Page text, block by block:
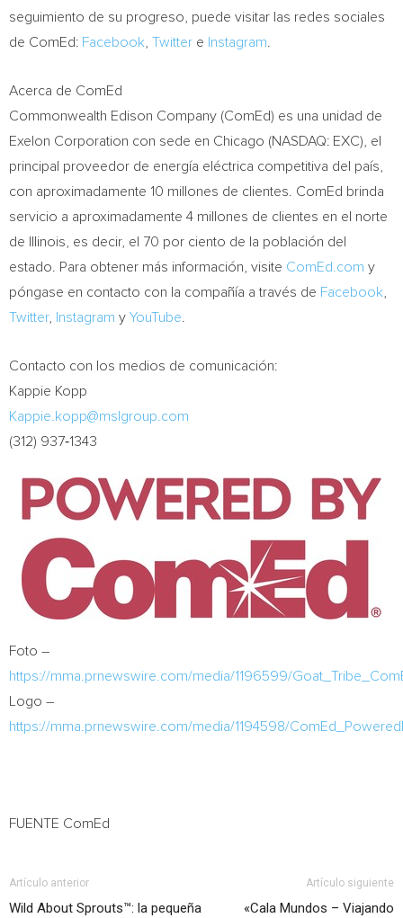
seguimiento de su progreso, puede visitar las redes sociales
de ComEd: Facebook Twitter e Instagram
Acerca de ComEd
Commonwealth Edison Company (ComEd) es una unidad de
Exelon Corporation con sede en Chicago (NASDAQ: EXC), el
principal proveedor de energía eléctrica competitiva del país,
con aproximadamente 10 millones de clientes. ComEd brinda
servicio a aproximadamente 4 millones de clientes en el norte
de
Illinois , es decir, el 70 por ciento de la población del
estado. Para obtener más información, visite ComEd.com y
póngase en contacto con la compañía a través de Facebook
Twitter, Instagram y YouTube
Contacto con los medios de comunicación:
Kappie Kopp
Kappie.kopp@mslgroup.com
(312) 937‑1343
Foto –
https://mma.prnewswire.com/media/1196599/
Logo –
https://mma.prnewswire.com/media/1194598/
FUENTE ComEd
Artículo anterior
Wild About Sprouts™: la pequeña
Artículo siguiente
«Cala Mundos – Viajando